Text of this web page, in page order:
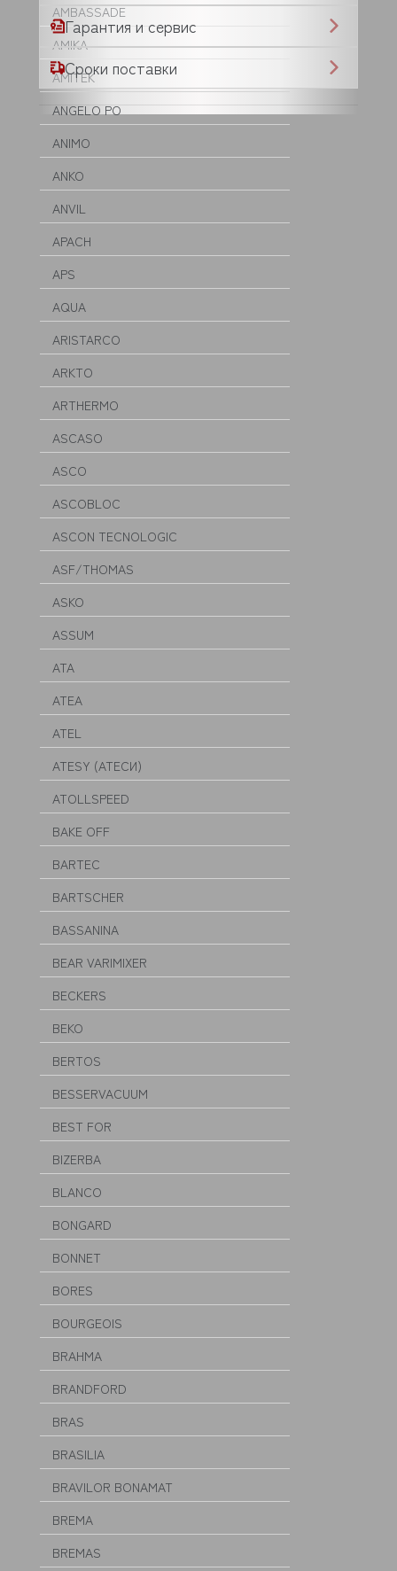
AMBASSADE
AMIKA
AMITEK
ANGELO PO
ANIMO
ANKO
ANVIL
APACH
APS
AQUA
ARISTARCO
ARKTO
ARTHERMO
ASCASO
ASCO
ASCOBLOC
ASCON TECNOLOGIC
ASF/THOMAS
ASKO
ASSUM
ATA
ATEA
ATEL
ATESY (АТЕСИ)
ATOLLSPEED
BAKE OFF
BARTEC
BARTSCHER
BASSANINA
BEAR VARIMIXER
BECKERS
BEKO
BERTOS
BESSERVACUUM
BEST FOR
BIZERBA
BLANCO
BONGARD
BONNET
BORES
BOURGEOIS
BRAHMA
BRANDFORD
BRAS
BRASILIA
BRAVILOR BONAMAT
BREMA
BREMAS
Гарантия и сервис
Сроки поставки